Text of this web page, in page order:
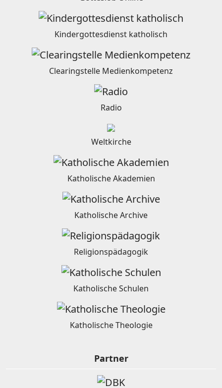
Kindergottesdienst katholisch
Clearingstelle Medienkompetenz
Radio
Weltkirche
Katholische Akademien
Katholische Archive
Religionspädagogik
Katholische Schulen
Katholische Theologie
Partner